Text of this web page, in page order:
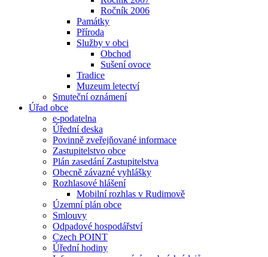
Ročník 2006
Památky
Příroda
Služby v obci
Obchod
Sušení ovoce
Tradice
Muzeum letectví
Smuteční oznámení
Úřad obce
e-podatelna
Úřední deska
Povinně zveřejňované informace
Zastupitelstvo obce
Plán zasedání Zastupitelstva
Obecně závazné vyhlášky
Rozhlasové hlášení
Mobilní rozhlas v Rudimově
Územní plán obce
Smlouvy
Odpadové hospodářství
Czech POINT
Úřední hodiny